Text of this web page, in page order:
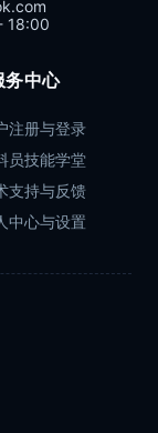
18:00
务中心
注册与登录
员技能学堂
支持与反馈
中心与设置